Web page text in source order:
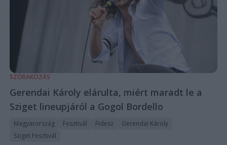
SZÓRAKOZÁS
Gerendai Károly elárulta, miért maradt le a
Sziget lineupjáról a Gogol Bordello
Magyarország Fesztivál Fidesz
Gerendai Károly
Sziget Fesztivál